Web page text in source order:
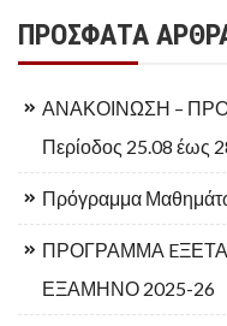
ΠΡΌΣΦΑΤΑ
ΑΝΑΚΟΙΝΩΣΗ –
Περίοδος 25.08 έως
Πρόγραμμα
ΠΡΟΓΡΑΜΜΑ
ΕΞΑΜΗΝΟ 2025-26